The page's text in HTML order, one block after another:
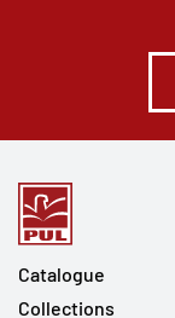
Catalogue
Collections